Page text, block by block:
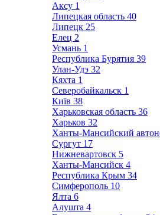
Аксу 1
Липецкая область 40
Липецк 25
Елец 2
Усмань 1
Республика Бурятия 39
Улан-Удэ 32
Кяхта 1
Северобайкальск 1
Київ 38
Харьковская область 36
Харьков 32
Ханты-Мансийский
Сургут 17
Нижневартовск 5
Ханты-Мансийск 4
Республика Крым 34
Симферополь 10
Ялта 6
Алушта 4